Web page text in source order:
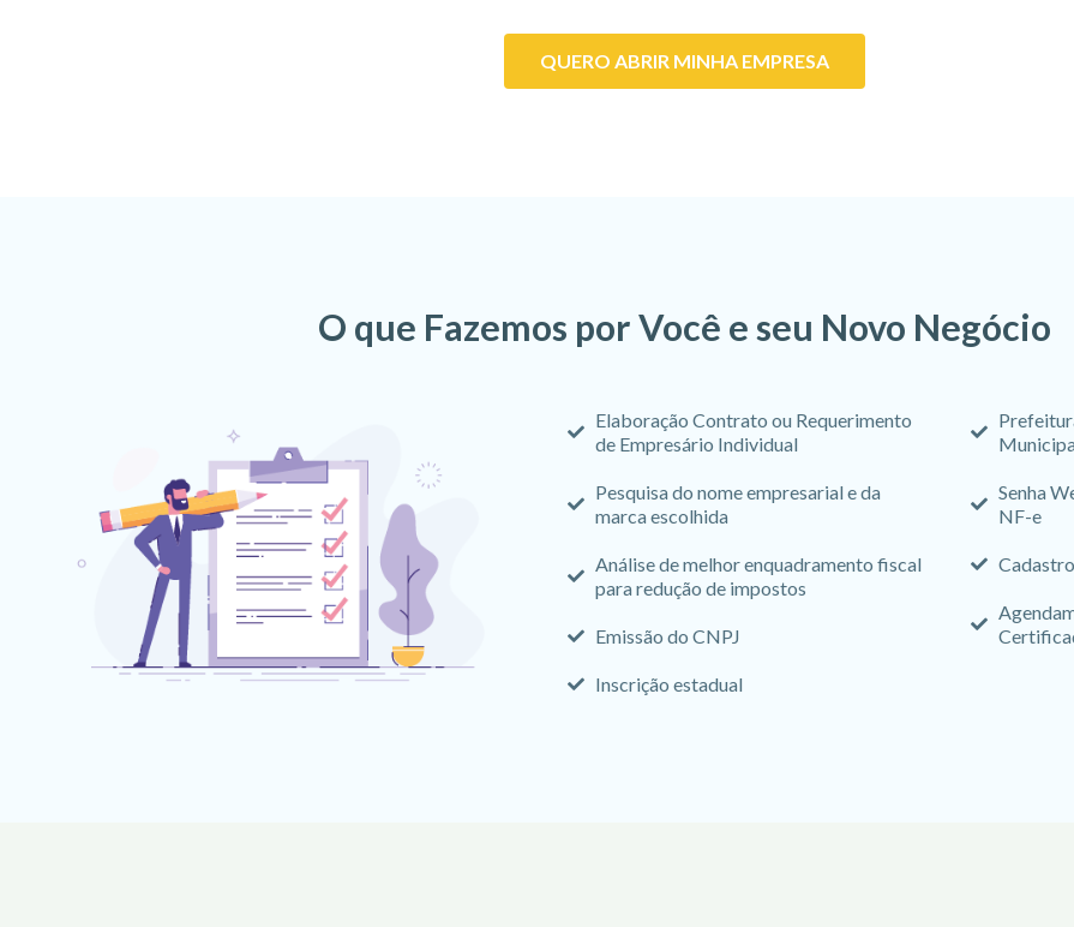
QUERO ABRIR MINHA EMPRESA
O que Fazemos por Você e seu Novo Negócio
Elaboração Contrato ou Requerimento
de Empresário Individual
Pesquisa do nome empresarial e da
marca escolhida
Análise de melhor enquadramento fiscal
para redução de impostos
Emissão do CNPJ
Inscrição estadual
Senha
NF-e